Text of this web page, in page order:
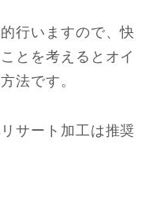
行いますので、快
とを考えるとオイ
法です。
サート加工は推奨